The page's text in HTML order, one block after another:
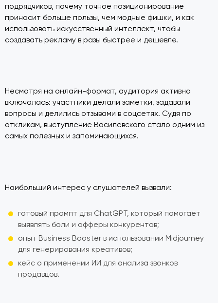
подрядчиков, почему точное позиционирование
приносит больше пользы, чем модные фишки, и как
использовать искусственный интеллект, чтобы
создавать рекламу в разы быстрее и дешевле.
Несмотря на онлайн-формат, аудитория активно
включалась: участники делали заметки, задавали
вопросы и делились отзывами в соцсетях. Судя по
откликам, выступление Василевского стало одним из
самых полезных и запоминающихся.
Наибольший интерес у слушателей вызвали:
готовый промпт для ChatGPT, который помогает
выявлять боли и офферы конкурентов;
опыт Business Booster в использовании Midjourney
для генерирования креативов;
кейс о применении ИИ для анализа звонков
продавцов.